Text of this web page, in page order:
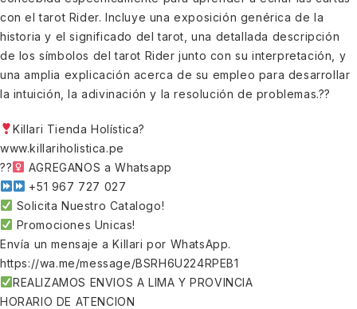
con el tarot Rider. Incluye una exposición genérica de la
historia y el significado del tarot, una detallada descripción
de los símbolos del tarot Rider junto con su interpretación, y
una amplia explicación acerca de su empleo para desarrollar
la intuición, la adivinación y la resolución de problemas.??
Killari Tienda Holística?
www.killariholistica.pe
??‍
AGREGANOS a Whatsapp
+51 967 727 027
Solicita Nuestro Catalogo!
Promociones Unicas!
Envía un mensaje a Killari por WhatsApp.
https://wa.me/message/BSRH6U224RPEB1
REALIZAMOS ENVIOS A LIMA Y PROVINCIA
HORARIO DE ATENCION